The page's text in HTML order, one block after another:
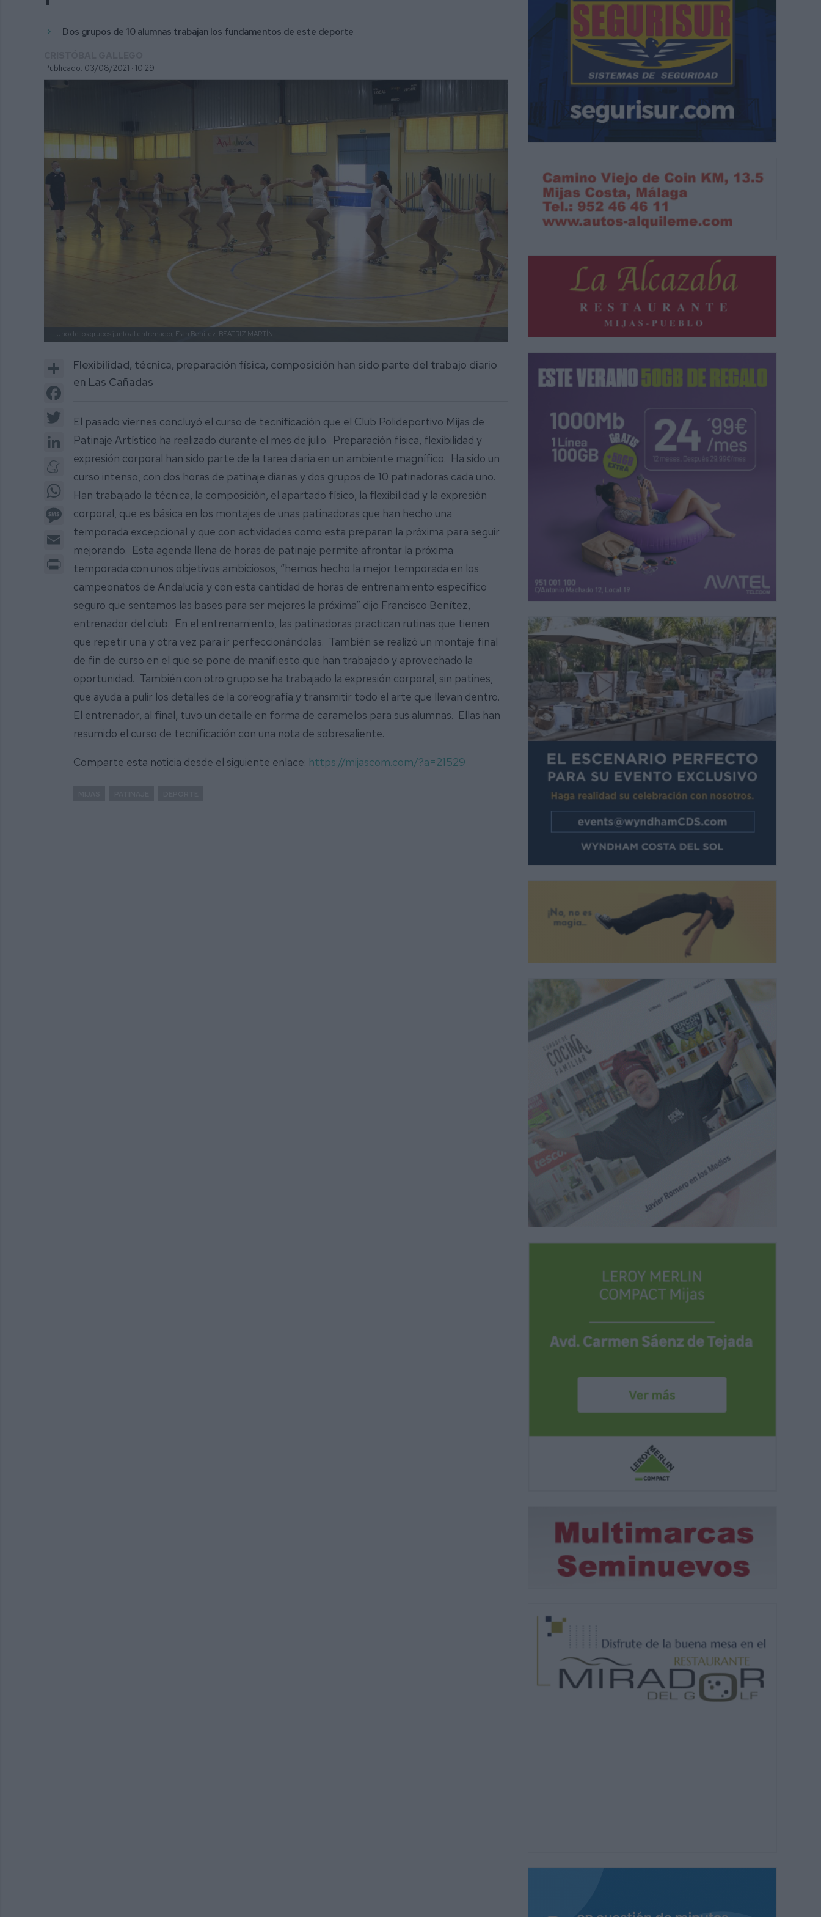
Dos grupos de 10 alumnas trabajan los fundamentos de este deporte
Publicado: 03/08/2021 · 10:29
Uno de los grupos junto al entrenador, Fran Benítez. BEATRIZ MARTÍN.
Share
Facebook
LinkedIn
Meneame
Message
Email
Flexibilidad, técnica, preparación física, composición han sido parte del trabajo diario
en Las Cañadas
El pasado viernes concluyó el curso de tecnificación que el Club Polideportivo Mijas de
Patinaje Artístico ha realizado durante el mes de julio. Preparación física, flexibilidad y
expresión corporal han sido parte de la tarea diaria en un ambiente magnífico. Ha sido un
curso intenso, con dos horas de patinaje diarias y dos grupos de 10 patinadoras cada uno.
Han trabajado la técnica, la composición, el apartado físico, la flexibilidad y la expresión
corporal, que es básica en los montajes de unas patinadoras que han hecho una
temporada excepcional y que con actividades como esta preparan la próxima para seguir
mejorando. Esta agenda llena de horas de patinaje permite afrontar la próxima
temporada con unos objetivos ambiciosos, “hemos hecho la mejor temporada en los
campeonatos de Andalucía y con esta cantidad de horas de entrenamiento específico
seguro que sentamos las bases para ser mejores la próxima” dijo Francisco Benítez,
entrenador del club. En el entrenamiento, las patinadoras practican rutinas que tienen
que repetir una y otra vez para ir perfeccionándolas. También se realizó un montaje final
de fin de curso en el que se pone de manifiesto que han trabajado y aprovechado la
oportunidad. También con otro grupo se ha trabajado la expresión corporal, sin patines,
que ayuda a pulir los detalles de la coreografía y transmitir todo el arte que llevan dentro.
El entrenador, al final, tuvo un detalle en forma de caramelos para sus alumnas. Ellas han
resumido el curso de tecnificación con una nota de sobresaliente.
Comparte esta noticia desde el siguiente enlace: https://mijascom.com/?a=21529